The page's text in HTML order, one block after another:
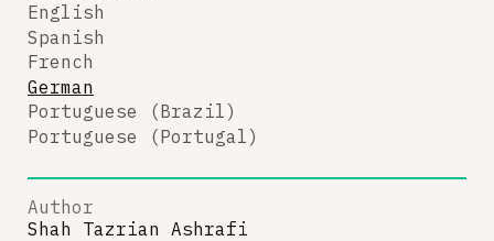
English
Spanish
French
German
Portuguese (Brazil)
Portuguese (Portugal)
Author
Shah Tazrian Ashrafi